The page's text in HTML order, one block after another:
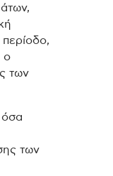
ο
των
όσα
των